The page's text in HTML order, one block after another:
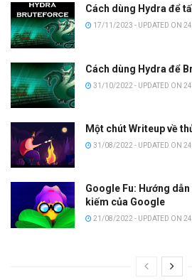
Cách dùng Hydra để
17/11/2023 - UPDATED ON
Cách dùng Hydra để
31/10/2022 - UPDATED ON
Một chút Writeup về
31/08/2022 - UPDATED ON
Google Fu: Hướng
kiếm của Google
21/08/2022 - UPDATED ON